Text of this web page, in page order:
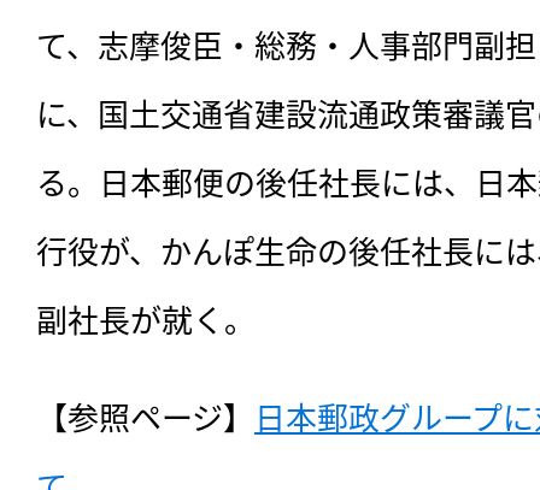
て、志摩俊臣・総務・人事部門副
に、国土交通省建設流通政策審議
る。日本郵便の後任社長には、日
行役が、かんぽ生命の後任社長に
副社長が就く。
【参照ページ】 日本郵政グループ